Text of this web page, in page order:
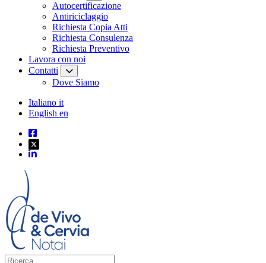
Autocertificazione
Antiriciclaggio
Richiesta Copia Atti
Richiesta Consulenza
Richiesta Preventivo
Lavora con noi
Contatti
Dove Siamo
Italiano it
English en